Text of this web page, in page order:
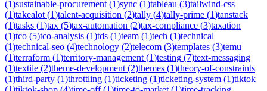
(1)sustainable-procurement (1)sync (1)tableau (3)tailwind-css
(1)takealot (1)talent-acquisition (2)tally (4)tally-prime (1)tanstack
(1)tasks (1)tax (5)tax-automation (2)tax-compliance (3)taxation
(1)tco (5)tco-analysis (1)tds (1)team (1)tech (1)technical
(1)technical-seo (4)technology (2)telecom (3)templates (3)temu
(1)terraform (1)territory-management (1)testing (7)text-messaging
(1)textile (2)theme-development (2)themes (1)theory-of-constraints
(1)third-party (1)throttling (1)ticketing (1)ticketing-system (1)tiktok